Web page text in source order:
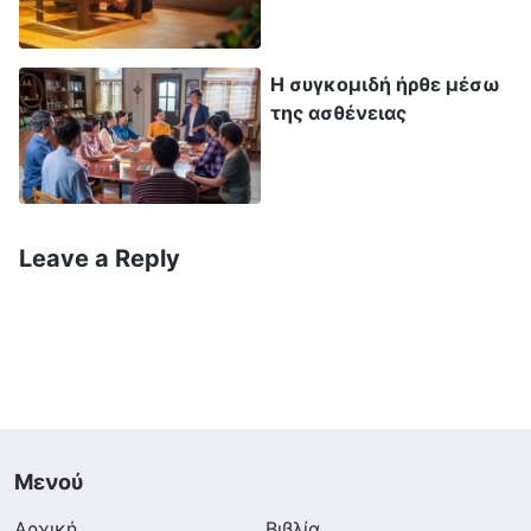
παρακαλώ, διαφώτισε και καθοδήγησέ με».
Έπειτα, οι αδελφοί και οι αδελφές μού έστειλαν
ένα χωρίο των λόγων του Θεού: «Ποιο
μονοπάτι θα πρέπει να ακολουθήσουν οι
άνθρωποι όταν τους χτυπήσει την πόρτα
επιλέξουν; Δεν θα πρέπει να βυθιστούν στην
τέτοιες ειδικές καταστάσεις και περιστάσεις
Η συγκομιδή ήρθε μέσω
της ασθένειας
Leave a Reply
Μενού